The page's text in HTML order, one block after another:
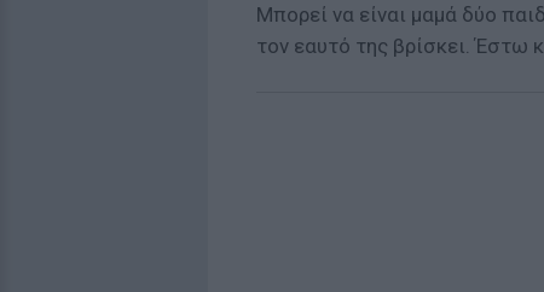
Μπορεί να είναι μαμά δύο
τον εαυτό της βρίσκει. Έστω